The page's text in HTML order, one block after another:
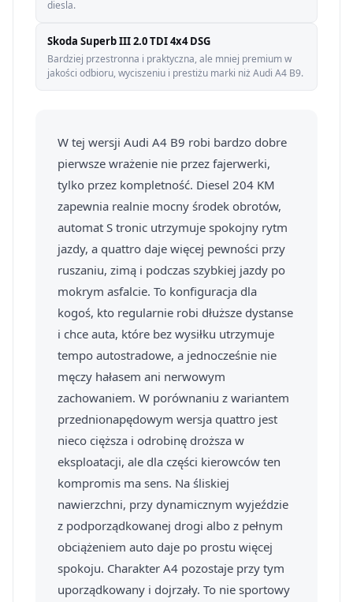
diesla.
Skoda Superb III 2.0 TDI 4x4 DSG
Bardziej przestronna i praktyczna, ale mniej premium w
jakości odbioru, wyciszeniu i prestiżu marki niż Audi A4 B9.
W tej wersji Audi A4 B9 robi bardzo dobre
pierwsze wrażenie nie przez fajerwerki,
tylko przez kompletność. Diesel 204 KM
zapewnia realnie mocny środek obrotów,
automat S tronic utrzymuje spokojny rytm
jazdy, a quattro daje więcej pewności przy
ruszaniu, zimą i podczas szybkiej jazdy po
mokrym asfalcie. To konfiguracja dla
kogoś, kto regularnie robi dłuższe dystanse
i chce auta, które bez wysiłku utrzymuje
tempo autostradowe, a jednocześnie nie
męczy hałasem ani nerwowym
zachowaniem. W porównaniu z wariantem
przednionapędowym wersja quattro jest
nieco cięższa i odrobinę droższa w
eksploatacji, ale dla części kierowców ten
kompromis ma sens. Na śliskiej
nawierzchni, przy dynamicznym wyjeździe
z podporządkowanej drogi albo z pełnym
obciążeniem auto daje po prostu więcej
spokoju. Charakter A4 pozostaje przy tym
uporządkowany i dojrzały. To nie sportowy